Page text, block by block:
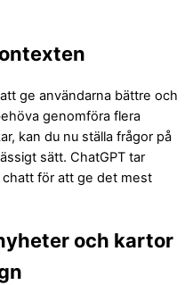
ge användarna bättre och
genomföra flera
kan du nu ställa frågor på
sätt. ChatGPT tar
för att ge det mest
och kartor